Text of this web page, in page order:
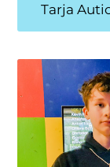
Tarja